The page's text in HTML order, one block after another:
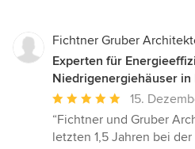
Fichtner Gruber
Experten für
Niedrigenergiehäuser in
Durchschnittliche
Bewertung:
5
15.
“Fichtner und Gruber
letzten 1,5 Jahren bei